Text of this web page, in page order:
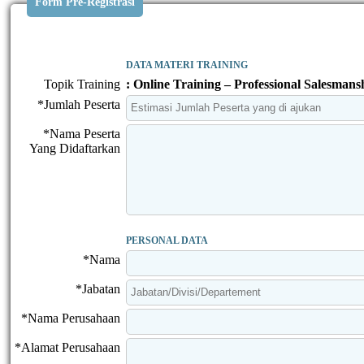
DATA MATERI TRAINING
Topik Training : Online Training – Professional
*Jumlah Peserta
*Nama Peserta
Yang Didaftarkan
PERSONAL DATA
*Nama
*Jabatan
*Nama Perusahaan
*Alamat Perusahaan